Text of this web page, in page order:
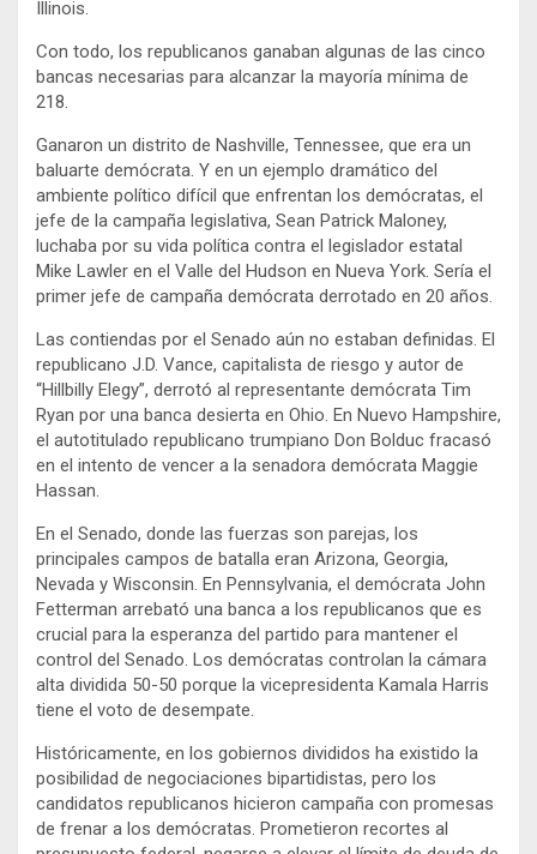
Illinois.
Con todo, los republicanos ganaban algunas de las cinco
bancas necesarias para alcanzar la mayoría mínima de
218.
Ganaron un distrito de Nashville, Tennessee, que era un
baluarte demócrata. Y en un ejemplo dramático del
ambiente político difícil que enfrentan los demócratas, el
jefe de la campaña legislativa, Sean Patrick Maloney,
luchaba por su vida política contra el legislador estatal
Mike Lawler en el Valle del Hudson en Nueva York. Sería el
primer jefe de campaña demócrata derrotado en 20 años.
Las contiendas por el Senado aún no estaban definidas. El
republicano J.D. Vance, capitalista de riesgo y autor de
“Hillbilly Elegy”, derrotó al representante demócrata Tim
Ryan por una banca desierta en Ohio. En Nuevo Hampshire,
el autotitulado republicano trumpiano Don Bolduc fracasó
en el intento de vencer a la senadora demócrata Maggie
Hassan.
En el Senado, donde las fuerzas son parejas, los
principales campos de batalla eran Arizona, Georgia,
Nevada y Wisconsin. En Pennsylvania, el demócrata John
Fetterman arrebató una banca a los republicanos que es
crucial para la esperanza del partido para mantener el
control del Senado. Los demócratas controlan la cámara
alta dividida 50-50 porque la vicepresidenta Kamala Harris
tiene el voto de desempate.
Históricamente, en los gobiernos divididos ha existido la
posibilidad de negociaciones bipartidistas, pero los
candidatos republicanos hicieron campaña con promesas
de frenar a los demócratas. Prometieron recortes al